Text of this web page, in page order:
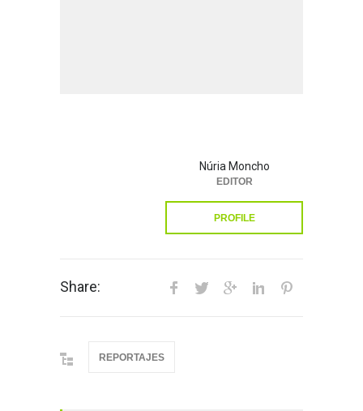
Núria Moncho
EDITOR
PROFILE
Share:
REPORTAJES